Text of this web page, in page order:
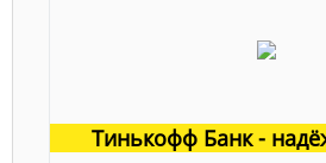
Тинькофф Банк -